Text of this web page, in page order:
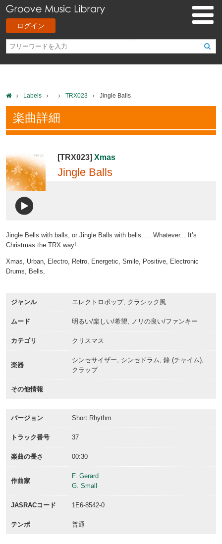
ログイン
Labels TRX023 Jingle Balls
楽曲詳細
[TRX023] Xmas
Jingle Balls
Jingle Bells with balls, or Jingle Balls with bells..... Whatever... It’s
Christmas the TRX way!
Xmas, Urban, Electro, Retro, Energetic, Smile, Positive, Electronic
Drums, Bells,
ジャンル エレクトロポップ, クラシック風
ムード 明るい/楽しい/希望, ノリの良い/ファンキー
カテゴリ クリスマス
楽器
シンセサイザー, シンセドラム, 鐘 (チャイム),
クラップ
その他情報
バージョン Short Rhythm
トラック番号 37
楽曲の長さ 00:30
作曲家
F. Gerard
G. Small
JASRACコード 1E6-8542-0
テンポ 普通